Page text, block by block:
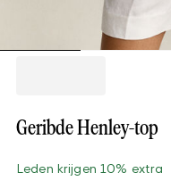
Geribde Henley-top
Leden krijgen 10% extra